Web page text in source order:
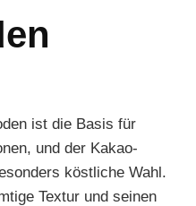
ist die Basis für
und der Kakao-
köstliche Wahl.
Textur und seinen